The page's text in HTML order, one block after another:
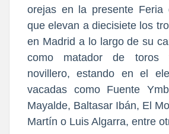
orejas en la presente Feria
que elevan a diecisiete los
en Madrid a lo largo de su
como matador de toros
novillero, estando en el
vacadas como Fuente
Mayalde, Baltasar Ibán, El
Martín o Luis Algarra, entre